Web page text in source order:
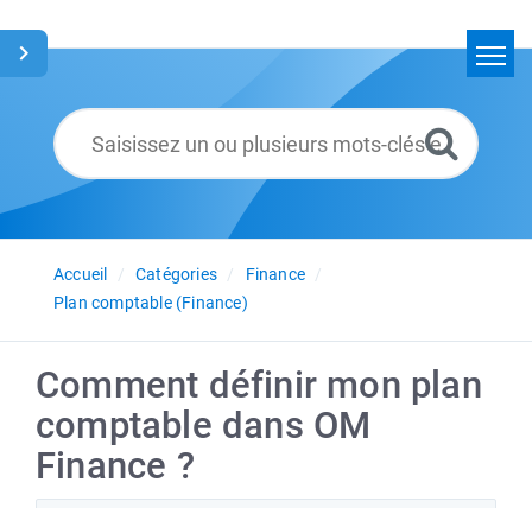
Glossaire
Français
Accueil
Catégories
Finance
Plan comptable (Finance)
Comment définir mon plan
comptable dans OM
Finance ?